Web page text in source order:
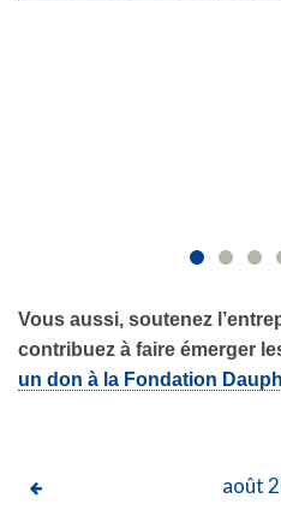
Vous aussi, soutenez
contribuez à faire émerger
un don à la Fondation
août